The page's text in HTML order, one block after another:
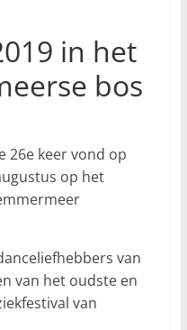
in het
bos
26e keer vond op
op het
van
van het oudste en
van